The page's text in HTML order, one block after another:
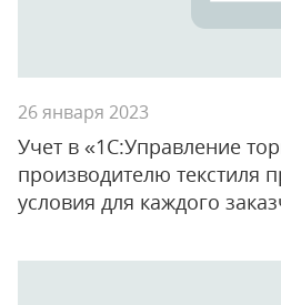
26 января 2023
Учет в «1С:Управление
производителю текстиля
условия для каждого